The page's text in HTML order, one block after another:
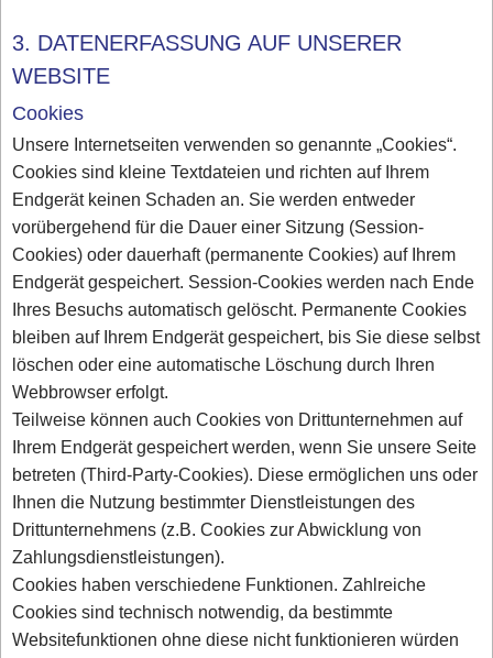
3. DATENERFASSUNG AUF UNSERER
WEBSITE
Cookies
Unsere Internetseiten verwenden so genannte „Cookies“.
Cookies sind kleine Textdateien und richten auf Ihrem
Endgerät keinen Schaden an. Sie werden entweder
vorübergehend für die Dauer einer Sitzung (Session-
Cookies) oder dauerhaft (permanente Cookies) auf Ihrem
Endgerät gespeichert. Session-Cookies werden nach Ende
Ihres Besuchs automatisch gelöscht. Permanente Cookies
bleiben auf Ihrem Endgerät gespeichert, bis Sie diese selbst
löschen oder eine automatische Löschung durch Ihren
Webbrowser erfolgt.
Teilweise können auch Cookies von Drittunternehmen auf
Ihrem Endgerät gespeichert werden, wenn Sie unsere Seite
betreten (Third-Party-Cookies). Diese ermöglichen uns oder
Ihnen die Nutzung bestimmter Dienstleistungen des
Drittunternehmens (z.B. Cookies zur Abwicklung von
Zahlungsdienstleistungen).
Cookies haben verschiedene Funktionen. Zahlreiche
Cookies sind technisch notwendig, da bestimmte
Websitefunktionen ohne diese nicht funktionieren würden